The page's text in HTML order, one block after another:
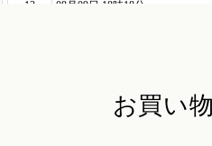
お買い